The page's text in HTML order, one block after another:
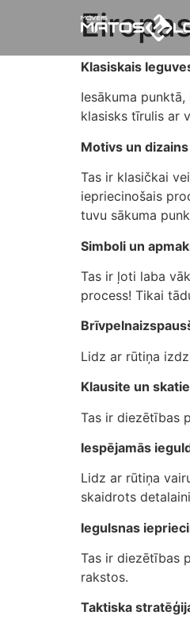
Klasiskais
Iesākuma
klasisks tīrulis ar
Motivs un dizains
Tas ir klasičkai
iepriecinošais
tuvu sākuma
Simboli un
Tas ir ļoti laba
process! Tikai
Lidz ar rūtiņa
Klausite un
Tas ir diezētības
Iespējamās
Lidz ar rūtiņa
skaidrots
Iegulsnas
Tas ir diezētības
rakstos.
Taktiska